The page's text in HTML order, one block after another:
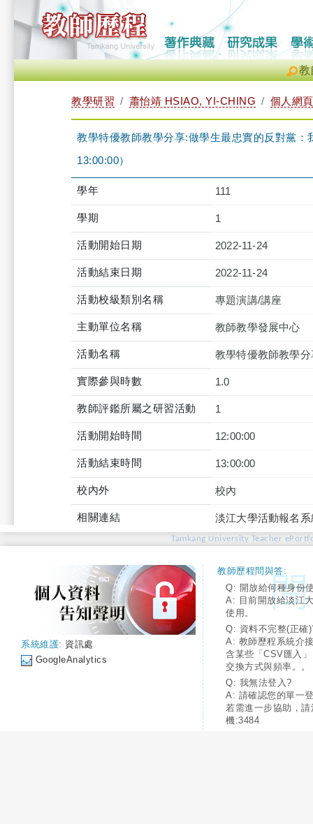
教
教學研習 蕭怡靖 HSIAO, YI-CHING 個人網頁
教學特優教師教學分享:做學生最忠實的反對黨
13:00:00）
學年 111
學期 1
活動開始日期 2022-11-24
活動結束日期 2022-11-24
活動校級類別名稱 專題演講/講座
主動單位名稱 教師教學發展中心
活動名稱 教學特優教師教學
實際參與時數 1.0
教師評鑑所屬之研習活動 1
活動開始時間 12:00:00
活動結束時間 13:00:00
校內外 校內
相關連結 淡江大學活動報名
Tamkang University Teacher
系統維護: 資訊處
GoogleAnalytics
教師歷程問與答:
Q: 開放給何種身份
A: 目前開放給淡江
使用。
Q: 資料不完整(正確
A: 教師歷程系統介
含某些「CSV匯入
交換方式與頻率。。
Q: 我無法登入?
A: 請確認您的單一
若需進一步協助，
機:3484